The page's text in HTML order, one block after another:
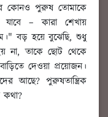
কোনও পুরুষ তোমাকে
যাবে – কারা শেখায়
বড় হয়ে বুঝেছি, শুধু
না, তাকে ছোট থেকে
দেওয়া প্রয়োজন।
আছে? পুরুষতান্ত্রিক
কথা?